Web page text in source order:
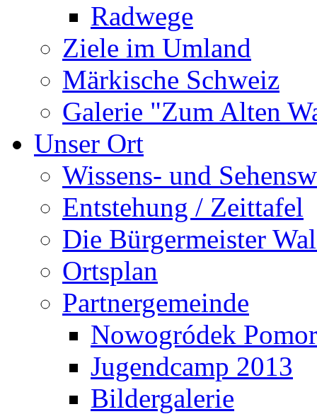
Radwege
Ziele im Umland
Märkische Schweiz
Galerie "Zum Alten
Unser Ort
Wissens- und
Entstehung / Zeittafel
Die Bürgermeister
Ortsplan
Partnergemeinde
Nowogródek
Jugendcamp 2013
Bildergalerie